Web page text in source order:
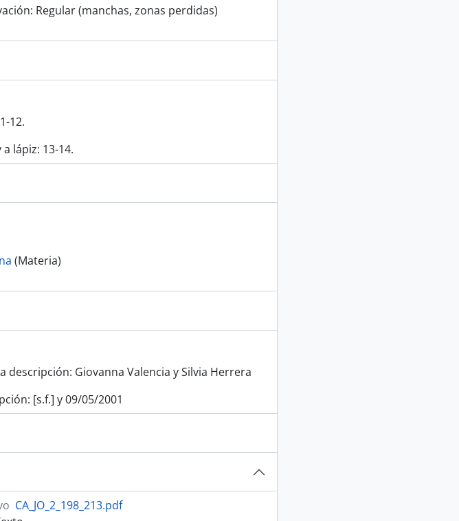
NOTARIALES
Regular (manchas, zonas perdidas)
12.
lápiz: 13-14.
(Materia)
descripción: Giovanna Valencia y Silvia Herrera
[s.f.] y 09/05/2001
CA_JO_2_198_213.pdf